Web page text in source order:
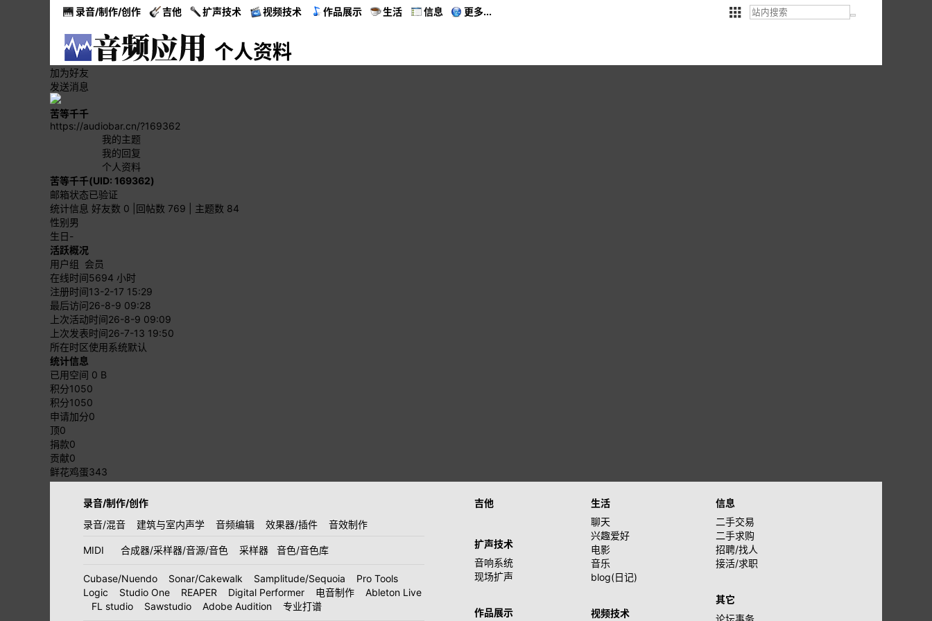
录音/制作/创作 吉他 扩声技术 视频技术 作品展示 生活 信息 更多...
个人资料
加为好友
发送消息
苦等千千
https://audiobar.cn/?169362
我的主题
我的回复
个人资料
苦等千千(UID: 169362)
邮箱状态已验证
统计信息 好友数 0 回帖数 769
主题数 84
性别男
生日-
活跃概况
用户组 会员
在线时间5694 小时
注册时间13-2-17 15:29
最后访问26-8-9 09:28
上次活动时间26-8-9 09:09
上次发表时间26-7-13 19:50
所在时区使用系统默认
统计信息
已用空间 0 B
积分1050
积分1050
申请加分0
顶0
捐款0
贡献0
鲜花鸡蛋343
录音/制作/创作
录音/混音
建筑与室内声学 音频编辑 效果器/插件 音效制作
MIDI 合成器/采样器/音源/音色 采样器 音色/音色库
Cubase/Nuendo Sonar/Cakewalk Samplitude/Sequoia
Pro Tools
Logic
Studio One REAPER Digital Performer 电音制作
Ableton Live
FL studio
Sawstudio Adobe Audition 专业打谱
吉他
扩声技术
音响系统
现场扩声
作品展示
生活
聊天
兴趣爱好
电影
音乐
blog(日记)
视频技术
信息
二手交易
二手求购
招聘/找人
接活/求职
其它
论坛事务